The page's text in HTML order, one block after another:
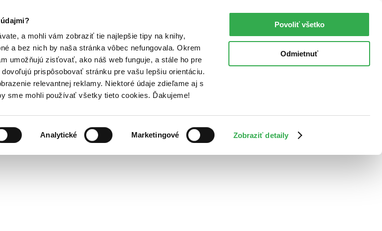
a mohli vám zobraziť tie najlepšie tipy na knihy,
a bez nich by naša stránka vôbec nefungovala. Okrem
umožňujú zisťovať, ako náš web funguje, a stále ho pre
prispôsobovať stránku pre vašu lepšiu orientáciu.
relevantnej reklamy. Niektoré údaje zdieľame aj s
sme mohli používať všetky tieto cookies. Ďakujeme!
Analytické Marketingové Zobraziť detaily
Povoliť všetko
Odmietnuť